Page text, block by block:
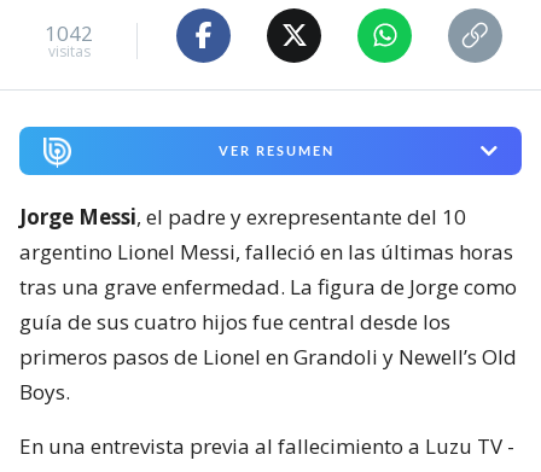
1042
visitas
VER RESUMEN
Jorge Messi, el padre y exrepresentante del 10
argentino Lionel Messi, falleció en las últimas horas
tras una grave enfermedad. La figura de Jorge como
guía de sus cuatro hijos fue central desde los
primeros pasos de Lionel en Grandoli y Newell’s Old
Boys.
En una entrevista previa al fallecimiento a Luzu TV -